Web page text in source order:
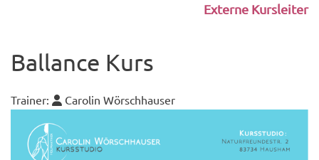
Externe Kursleiter
Ballance Kurs
Trainer: Carolin Wörschhauser